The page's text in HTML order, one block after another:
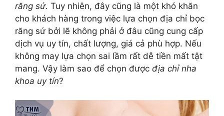
răng sứ. Tuy nhiên, đây cũng là một khó khăn
cho khách hàng trong việc lựa chọn địa chỉ bọc
răng sứ bởi lẽ không phải ở đâu cũng cung cấp
dịch vụ uy tín, chất lượng, giá cả phù hợp. Nếu
không may lựa chọn sai lầm rất dễ tiền mất tật
mang. Vậy làm sao để chọn được địa chỉ nha
khoa uy tín?